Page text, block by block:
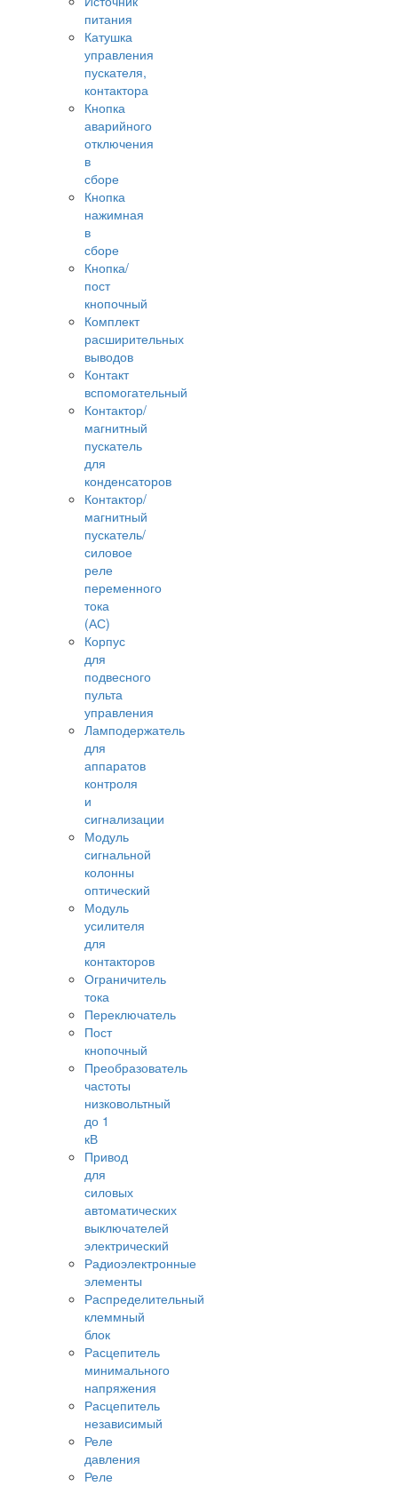
питания
Катушка
управления
пускателя,
контактора
Кнопка
аварийного
отключения
в
сборе
Кнопка
нажимная
в
сборе
Кнопка/
пост
кнопочный
Комплект
расширительных
выводов
Контакт
вспомогательный
Контактор/
магнитный
пускатель
для
конденсаторов
Контактор/
магнитный
пускатель/
силовое
реле
переменного
тока
(АС)
Корпус
для
подвесного
пульта
управления
Ламподержатель
для
аппаратов
контроля
и
сигнализации
Модуль
сигнальной
колонны
оптический
Модуль
усилителя
для
контакторов
Ограничитель
тока
Переключатель
Пост
кнопочный
Преобразователь
частоты
низковольтный
до 1
кВ
Привод
для
силовых
автоматических
выключателей
электрический
Радиоэлектронные
элементы
Распределительный
клеммный
блок
Расцепитель
минимального
напряжения
Расцепитель
независимый
Реле
давления
Реле